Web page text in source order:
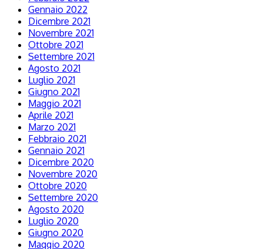
Gennaio 2022
Dicembre 2021
Novembre 2021
Ottobre 2021
Settembre 2021
Agosto 2021
Luglio 2021
Giugno 2021
Maggio 2021
Aprile 2021
Marzo 2021
Febbraio 2021
Gennaio 2021
Dicembre 2020
Novembre 2020
Ottobre 2020
Settembre 2020
Agosto 2020
Luglio 2020
Giugno 2020
Maggio 2020